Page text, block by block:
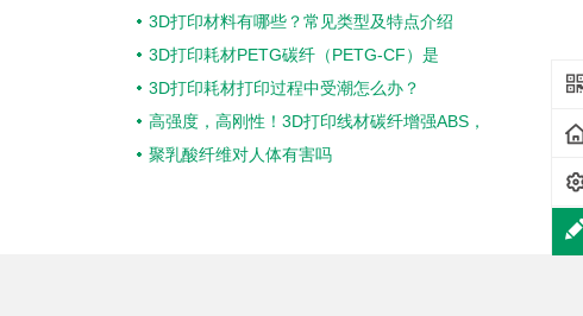
3D打印材料有哪些？常见类型及特点介绍
3D打印耗材PETG碳纤（PETG-CF）是
3D打印耗材打印过程中受潮怎么办？
高强度，高刚性！3D打印线材碳纤增强ABS，
聚乳酸纤维对人体有害吗